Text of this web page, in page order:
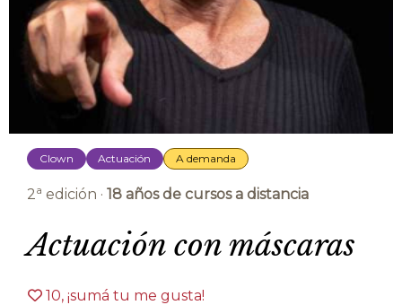
Clown Actuación A demanda
2 a edición · 18 años de cursos a distancia
Actuación con máscaras
10, ¡sumá tu me gusta!